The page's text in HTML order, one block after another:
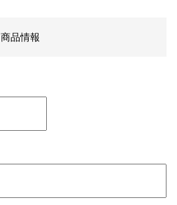
商品情報